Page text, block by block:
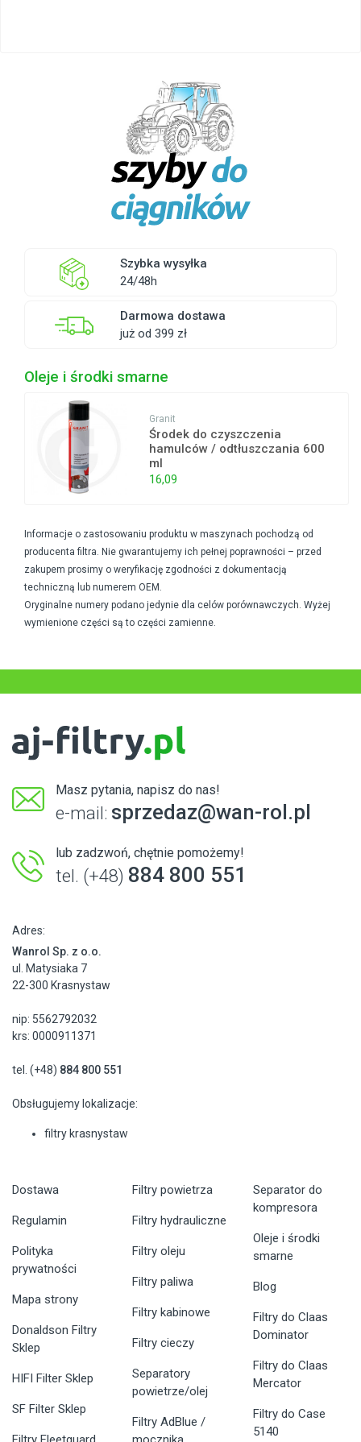
Szybka wysyłka
24/48h
Darmowa dostawa
już od 399 zł
Oleje i środki smarne
Granit
Środek do czyszczenia
hamulców / odtłuszczania 600
ml
16,09
Informacje o zastosowaniu produktu w maszynach pochodzą od
producenta filtra. Nie gwarantujemy ich pełnej poprawności – przed
zakupem prosimy o weryfikację zgodności z dokumentacją
techniczną lub numerem OEM.
Oryginalne numery podano jedynie dla celów porównawczych. Wyżej
wymienione części są to części zamienne.
Masz pytania, napisz do nas!
e-mail: sprzedaz@wan-rol.pl
lub zadzwoń, chętnie pomożemy!
tel. (+48) 884 800 551
Adres:
Wanrol Sp. z o.o.
ul. Matysiaka 7
22-300 Krasnystaw
nip: 5562792032
krs: 0000911371
tel. (+48) 884 800 551
Obsługujemy lokalizacje:
filtry krasnystaw
Dostawa
Regulamin
Polityka
prywatności
Mapa strony
Donaldson Filtry
Sklep
HIFI Filter Sklep
SF Filter Sklep
Filtry powietrza
Filtry hydrauliczne
Filtry oleju
Filtry paliwa
Filtry kabinowe
Filtry cieczy
Separatory
powietrze/olej
Filtry AdBlue /
Separator do
kompresora
Oleje i środki
smarne
Blog
Filtry do Claas
Dominator
Filtry do Claas
Mercator
Filtry do Case
5140